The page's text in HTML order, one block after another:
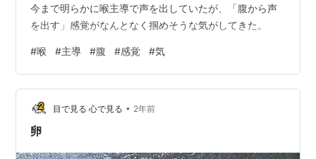
今まで明らかに喉主導で声を出していたが、「腹から声
を出す」感覚がなんとなく掴めそうな気がしてきた。
#喉 #主導 #腹 #感覚 #気
目で見る 心で見る • 2年前
卵